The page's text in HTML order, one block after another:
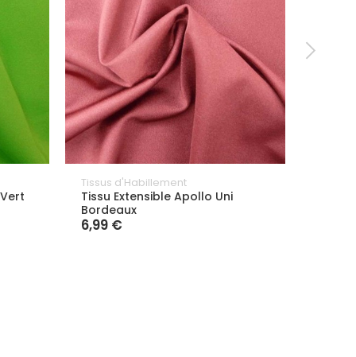
Tissus d'Habillement
Tissu Extensible Apollo Uni
Bordeaux
6,99 €